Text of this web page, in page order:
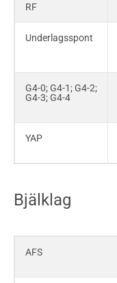
WBP
RF
Underlagsspont
G4-0; G4-1; G4-2;
G4-3; G4-4
YAP
Bjälklag
AFS